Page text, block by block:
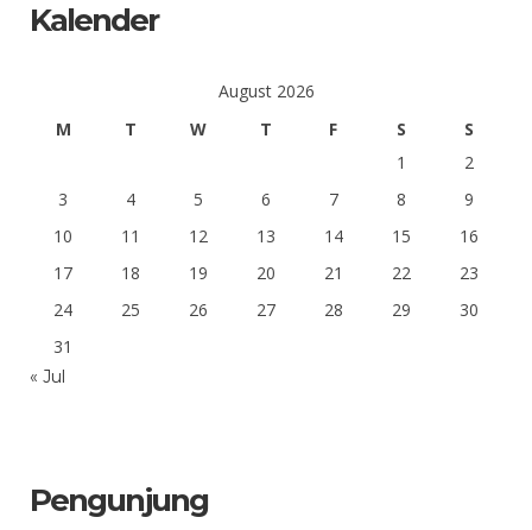
Kalender
August 2026
M
T W T F S
S
1
2
3
4 5 6 7 8
9
10
11 12 13 14 15
16
17
18 19 20 21 22
23
24
25 26 27 28 29
30
31
« Jul
Pengunjung